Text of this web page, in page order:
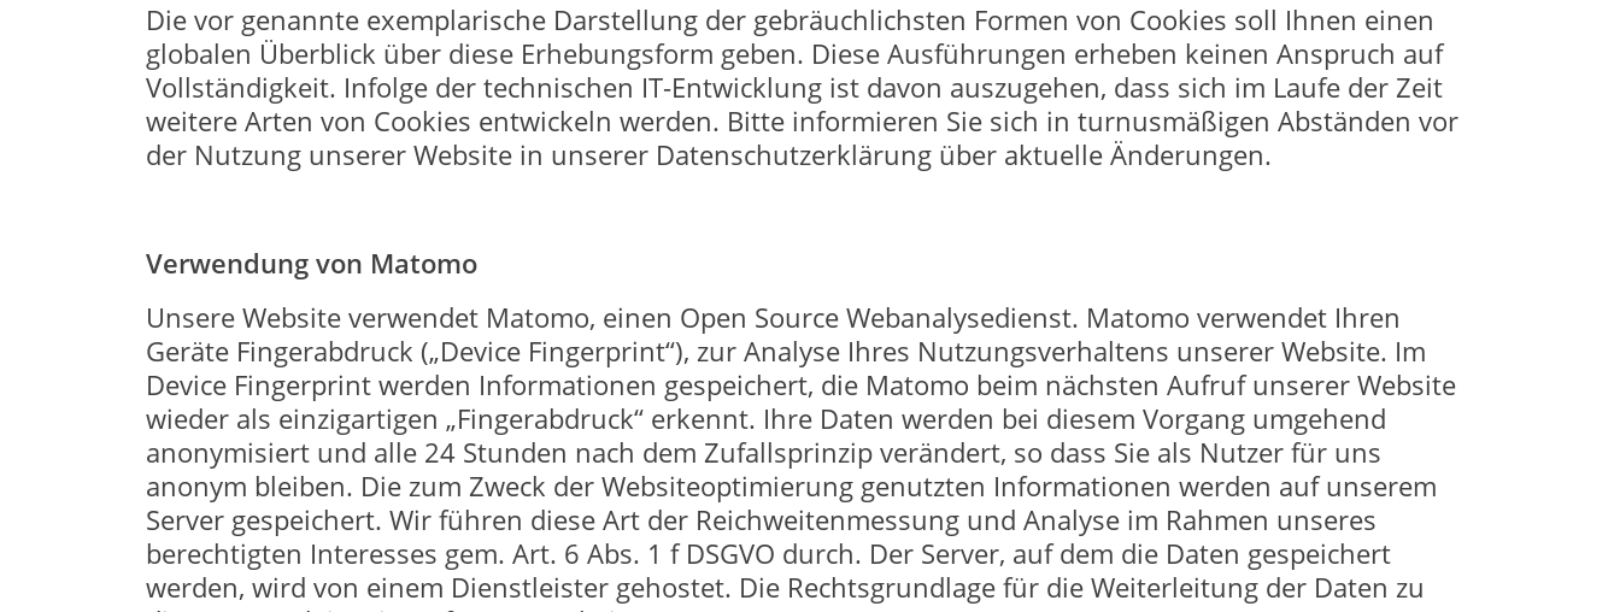
Die vor genannte exemplarische Darstellung der gebräuchlichsten Formen von Cookies soll Ihnen einen
globalen Überblick über diese Erhebungsform geben. Diese Ausführungen erheben keinen Anspruch auf
Vollständigkeit. Infolge der technischen IT-Entwicklung ist davon auszugehen, dass sich im Laufe der Zeit
weitere Arten von Cookies entwickeln werden. Bitte informieren Sie sich in turnusmäßigen Abständen vor
der Nutzung unserer Website in unserer Datenschutzerklärung über aktuelle Änderungen.
Verwendung von Matomo
Unsere Website verwendet Matomo, einen Open Source Webanalysedienst. Matomo verwendet Ihren
Geräte Fingerabdruck („Device Fingerprint“), zur Analyse Ihres Nutzungsverhaltens unserer Website. Im
Device Fingerprint werden Informationen gespeichert, die Matomo beim nächsten Aufruf unserer Website
wieder als einzigartigen „Fingerabdruck“ erkennt. Ihre Daten werden bei diesem Vorgang umgehend
anonymisiert und alle 24 Stunden nach dem Zufallsprinzip verändert, so dass Sie als Nutzer für uns
anonym bleiben. Die zum Zweck der Websiteoptimierung genutzten Informationen werden auf unserem
Server gespeichert. Wir führen diese Art der Reichweitenmessung und Analyse im Rahmen unseres
berechtigten Interesses gem. Art. 6 Abs. 1 f DSGVO durch. Der Server, auf dem die Daten gespeichert
werden, wird von einem Dienstleister gehostet. Die Rechtsgrundlage für die Weiterleitung der Daten zu